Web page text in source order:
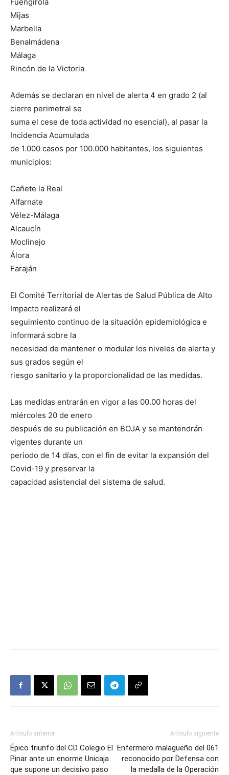
Mijas
Marbella
Benalmádena
Málaga
Rincón de la Victoria
Además se declaran en nivel de alerta 4 en grado 2 (al
cierre perimetral se
suma el cese de toda actividad no esencial), al pasar la
Incidencia Acumulada
de 1.000 casos por 100.000 habitantes, los siguientes
municipios:
Cañete la Real
Alfarnate
Vélez-Málaga
Alcaucín
Moclinejo
Álora
Faraján
El Comité Territorial de Alertas de Salud Pública de Alto
Impacto realizará el
seguimiento continuo de la situación epidemiológica e
informará sobre la
necesidad de mantener o modular los niveles de alerta y
sus grados según el
riesgo sanitario y la proporcionalidad de las medidas.
Las medidas entrarán en vigor a las 00.00 horas del
miércoles 20 de enero
después de su publicación en BOJA y se mantendrán
vigentes durante un
periodo de 14 días, con el fin de evitar la expansión del
Covid-19 y preservar la
capacidad asistencial del sistema de salud.
Artículo anterior
Épico triunfo del CD Colegio El
Pinar ante un enorme Unicaja
que supone un decisivo paso
Artículo siguiente
Enfermero malagueño del 061
reconocido por Defensa con
la medalla de la Operación